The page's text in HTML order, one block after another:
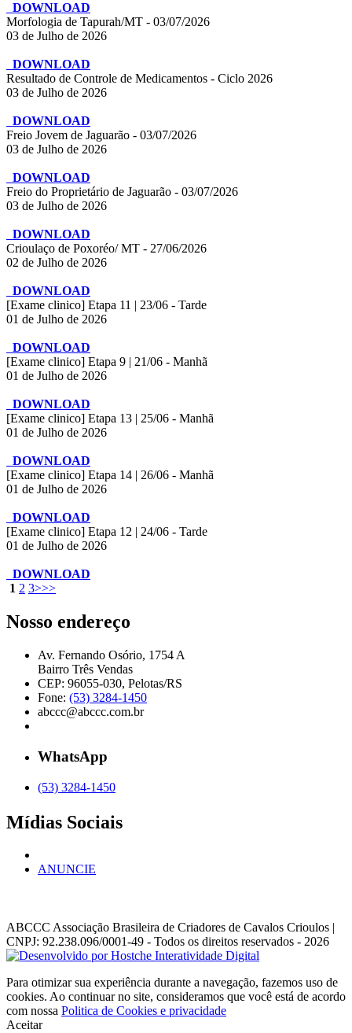
DOWNLOAD
Morfologia de Tapurah/MT - 03/07/2026
03 de Julho de 2026
DOWNLOAD
Resultado de Controle de Medicamentos - Ciclo 2026
03 de Julho de 2026
DOWNLOAD
Freio Jovem de Jaguarão - 03/07/2026
03 de Julho de 2026
DOWNLOAD
Freio do Proprietário de Jaguarão - 03/07/2026
03 de Julho de 2026
DOWNLOAD
Crioulaço de Poxoréo/ MT - 27/06/2026
02 de Julho de 2026
DOWNLOAD
[Exame clinico] Etapa 11 | 23/06 - Tarde
01 de Julho de 2026
DOWNLOAD
[Exame clinico] Etapa 9 | 21/06 - Manhã
01 de Julho de 2026
DOWNLOAD
[Exame clinico] Etapa 13 | 25/06 - Manhã
01 de Julho de 2026
DOWNLOAD
[Exame clinico] Etapa 14 | 26/06 - Manhã
01 de Julho de 2026
DOWNLOAD
[Exame clinico] Etapa 12 | 24/06 - Tarde
01 de Julho de 2026
DOWNLOAD
1 2 3>>>
Nosso endereço
Av. Fernando Osório, 1754 A
Bairro Três Vendas
CEP: 96055-030, Pelotas/RS
Fone: (53) 3284-1450
abccc@abccc.com.br
WhatsApp
(53) 3284-1450
Mídias Sociais
ANUNCIE
ABCCC Associação Brasileira de Criadores de Cavalos Crioulos |
CNPJ: 92.238.096/0001-49 - Todos os direitos reservados - 2026
Para otimizar sua experiência durante a navegação, fazemos uso de
cookies. Ao continuar no site, consideramos que você está de acordo
com nossa Politica de Cookies e privacidade
Aceitar